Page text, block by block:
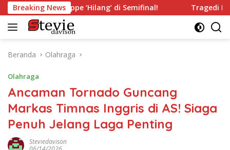
Langsung
ke
konten
Breaking News
Mbappe ‘Hilang’ di Semifinal! Tragedi Les Bleus:
Beranda Olahraga
Olahraga
Ancaman Tornado Guncang
Markas Timnas Inggris di AS! Siaga
Penuh Jelang Laga Penting
Steviedavison